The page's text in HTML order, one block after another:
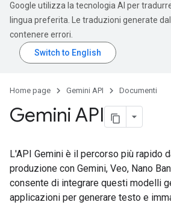
Google utilizza la tecnologia AI per
lingua preferita. Le traduzioni generate
contenere errori.
Home page Gemini API Documenti
Gemini API
L'API Gemini è il percorso più rapido
produzione con Gemini, Veo, Nano
consente di integrare questi modelli
applicazioni per generare testo e